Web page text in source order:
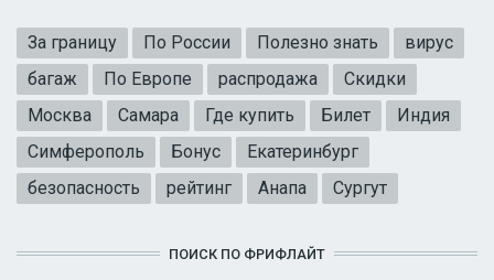
За границу По России Полезно знать
вирус
багаж
По Европе распродажа
Скидки
Москва
Самара Где купить Билет
Индия
Симферополь
Бонус
Екатеринбург
безопасность
рейтинг Анапа Сургут
ПОИСК ПО ФРИФЛАЙТ